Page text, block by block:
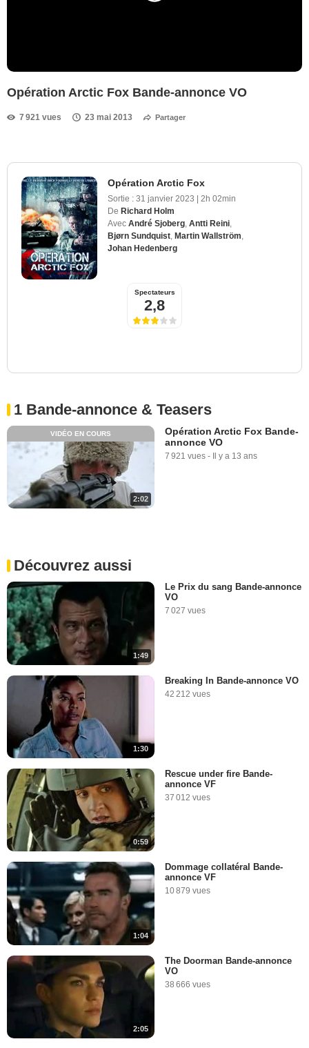
Opération Arctic Fox Bande-annonce VO
7 921 vues 23 mai 2013 Partager
Opération Arctic Fox
Sortie : 31 janvier 2023 | 2h 02min
De Richard Holm
Avec André Sjoberg Antti Reini
Bjørn Sundquist Martin Wallström
Johan Hedenberg
Spectateurs
2,8
1 Bande-annonce & Teasers
2:02
VIDÉO EN COURS
Opération Arctic Fox Bande-
annonce VO
7 921 vues - Il y a 13 ans
Découvrez aussi
1:49
Le Prix du sang Bande-annonce
VO
7 027 vues
1:30
Breaking In Bande-annonce VO
42 212 vues
0:59
Rescue under fire Bande-
annonce VF
37 012 vues
1:04
Dommage collatéral Bande-
annonce VF
10 879 vues
2:05
The Doorman Bande-annonce
VO
38 666 vues